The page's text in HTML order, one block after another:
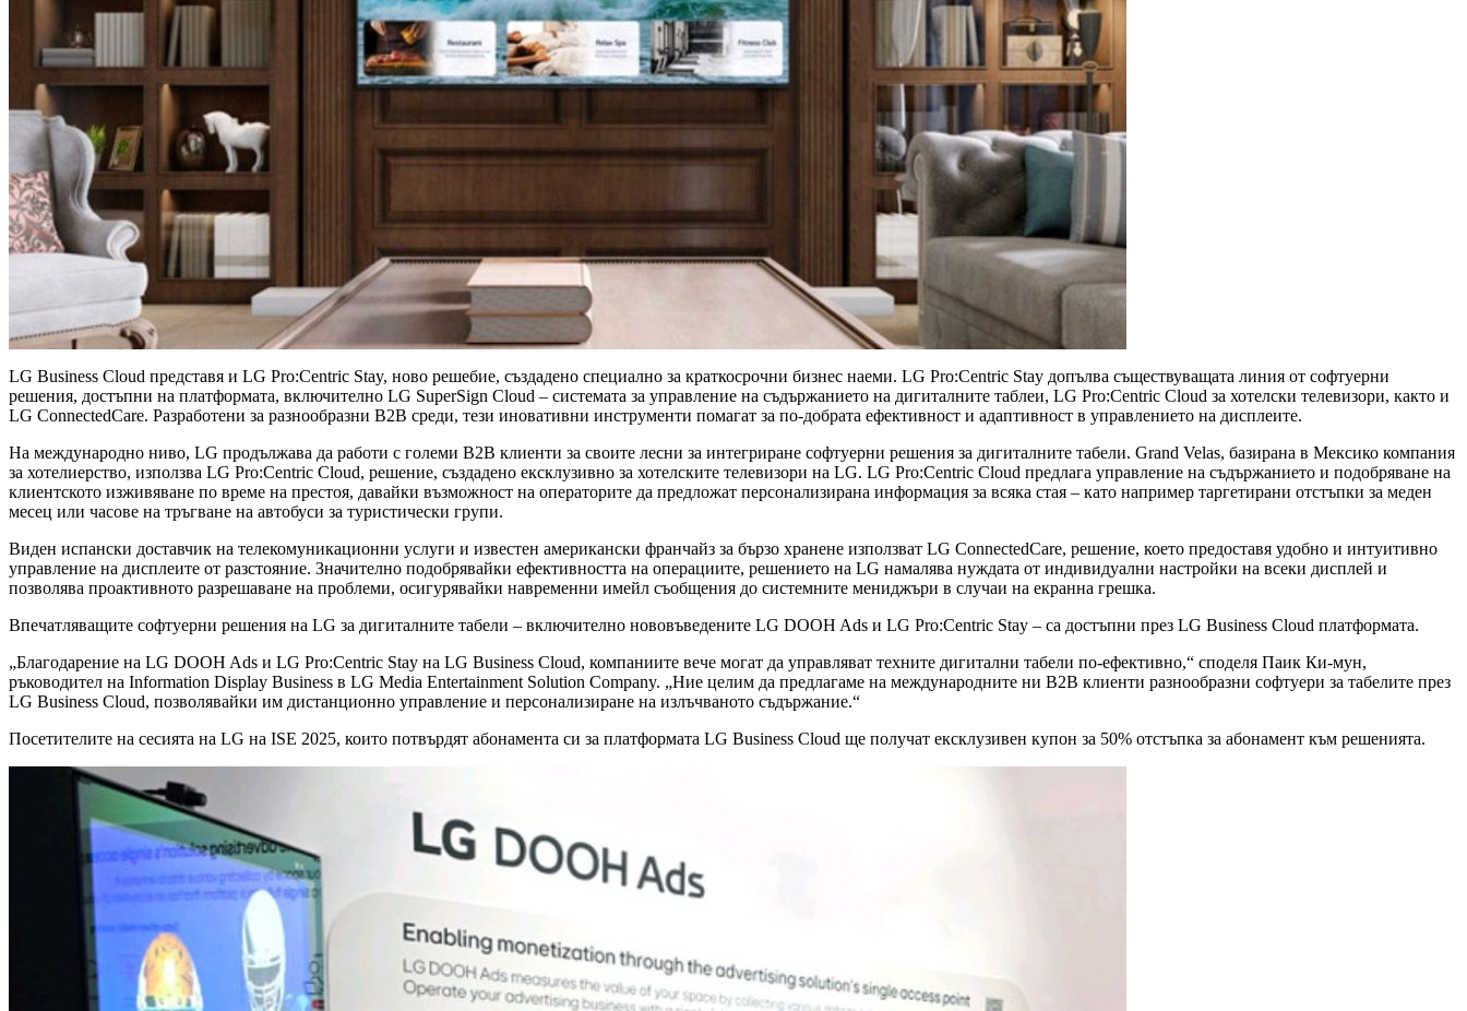
LG Business Cloud представя и LG Pro:Centric Stay, ново решебие, създадено специално за краткосрочни бизнес наеми. LG Pro:Centric Stay допълва съществуващата линия от софтуерни
решения, достъпни на платформата, включително LG SuperSign Cloud – системата за управление на съдържанието на дигиталните таблеи, LG Pro:Centric Cloud за хотелски телевизори, както и
LG ConnectedCare. Разработени за разнообразни B2B среди, тези иновативни инструменти помагат за по-добрата ефективност и адаптивност в управлението на дисплеите.
На международно ниво, LG продължава да работи с големи B2B клиенти за своите лесни за интегриране софтуерни решения за дигиталните табели. Grand Velas, базирана в Мексико компания
за хотелиерство, използва LG Pro:Centric Cloud, решение, създадено ексклузивно за хотелските телевизори на LG. LG Pro:Centric Cloud предлага управление на съдържанието и подобряване на
клиентското изживяване по време на престоя, давайки възможност на операторите да предложат персонализирана информация за всяка стая – като например таргетирани отстъпки за меден
месец или часове на тръгване на автобуси за туристически групи.
Виден испански доставчик на телекомуникационни услуги и известен американски франчайз за бързо хранене използват LG ConnectedCare, решение, което предоставя удобно и интуитивно
управление на дисплеите от разстояние. Значително подобрявайки ефективността на операциите, решението на LG намалява нуждата от индивидуални настройки на всеки дисплей и
позволява проактивното разрешаване на проблеми, осигурявайки навременни имейл съобщения до системните мениджъри в случаи на екранна грешка.
Впечатляващите софтуерни решения на LG за дигиталните табели – включително нововъведените LG DOOH Ads и LG Pro:Centric Stay – са достъпни през LG Business Cloud платформата.
„Благодарение на LG DOOH Ads и LG Pro:Centric Stay на LG Business Cloud, компаниите вече могат да управляват техните дигитални табели по-ефективно,“ споделя Паик Ки-мун,
ръководител на Information Display Business в LG Media Entertainment Solution Company. „Ние целим да предлагаме на международните ни B2B клиенти разнообразни софтуери за табелите през
LG Business Cloud, позволявайки им дистанционно управление и персонализиране на излъчваното съдържание.“
Посетителите на сесията на LG на ISE 2025, които потвърдят абонамента си за платформата LG Business Cloud ще получат ексклузивен купон за 50% отстъпка за абонамент към решенията.